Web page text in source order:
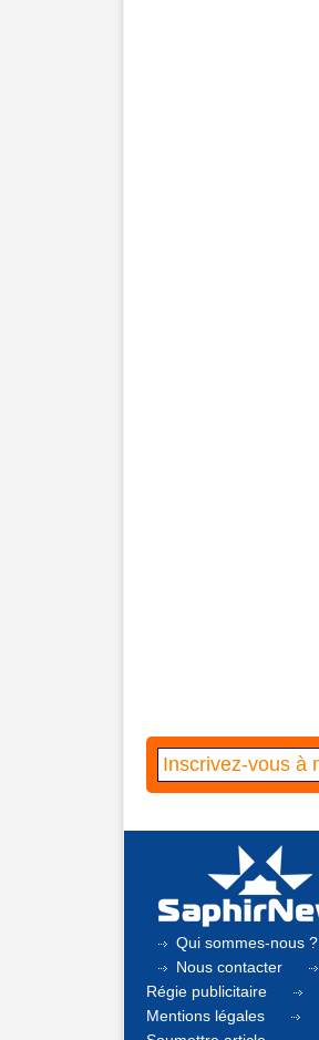
Qui sommes-nous ?
Nous contacter
Régie publicitaire
Mentions légales